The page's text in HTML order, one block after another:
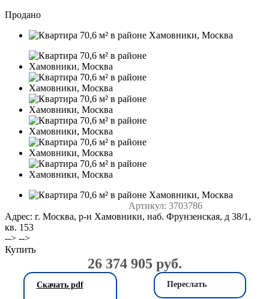
Продано
Артикул: 3703786
Адрес: г. Москва, р-н Хамовники, наб. Фрунзенская, д 38/1,
кв. 153
26 374 905 руб.
--> -->
Купить
Переслать
Скачать pdf